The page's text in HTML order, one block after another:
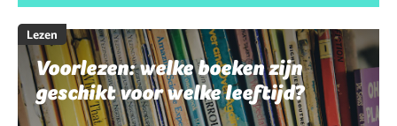
Lezen
Voorlezen: welke boeken zijn
geschikt voor welke leeftijd?